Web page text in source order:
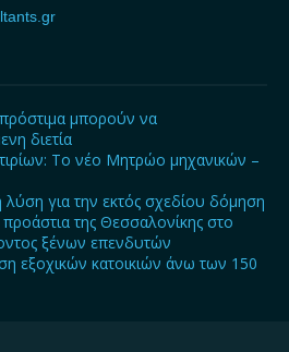
πρόστιμα μπορούν να
διετία
Το νέο Μητρώο μηχανικών –
λύση για την εκτός σχεδίου δόμηση
της Θεσσαλονίκης στο
ξένων επενδυτών
εξοχικών κατοικιών άνω των 150